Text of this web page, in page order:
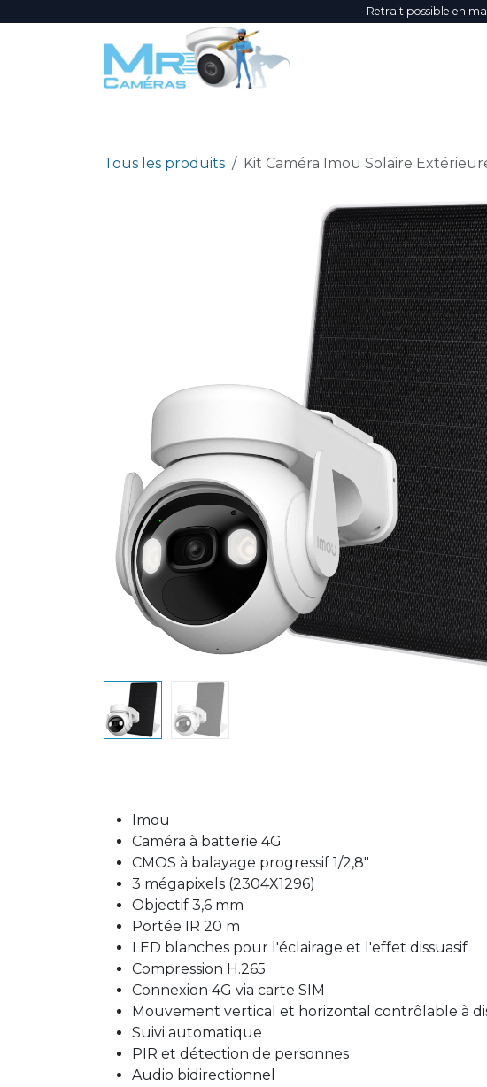
Retrait possible en
Tous les produits Kit Caméra Imou Solaire
Imou
Caméra à batterie 4G
CMOS à balayage progressif 1/2,8"
3 mégapixels (2304X1296)
Objectif 3,6 mm
Portée IR 20 m
LED blanches pour l'éclairage et l'effet dissuasif
Compression H.265
Connexion 4G via carte SIM
Mouvement vertical et horizontal contrôlable à
Suivi automatique
PIR et détection de personnes
Audio bidirectionnel